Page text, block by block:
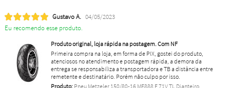
Gustavo A. 04/05/2023
Eu recomendo esse produto.
Produto original, loja rápida na postagem. Com NF
Primeira compra na loja, em forma de PIX, gostei do produto,
atenciosos no atendimento e postagem rápida, a demora da
entrega se responsabiliza a transportadora e TB a distância entre
remetente e destinatário. Porém não culpo por isso.
Produto:Pneu Metzeler 150/80-16 ME888 F 71V TL Dianteiro